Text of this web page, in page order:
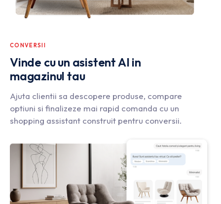
CONVERSII
Vinde cu un asistent AI in
magazinul tau
Ajuta clientii sa descopere produse, compare
optiuni si finalizeze mai rapid comanda cu un
shopping assistant construit pentru conversii.